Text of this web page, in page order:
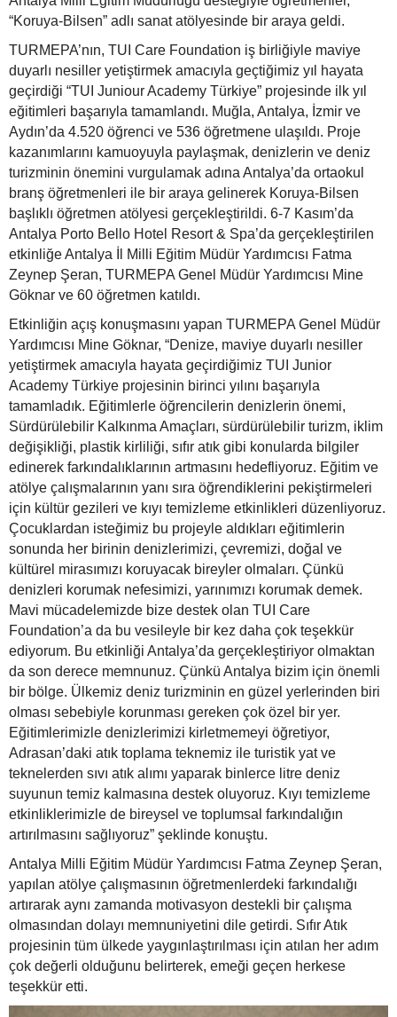
“Koruya-Bilsen” adlı sanat atölyesinde bir araya geldi.
TURMEPA’nın, TUI Care Foundation iş birliğiyle maviye
duyarlı nesiller yetiştirmek amacıyla geçtiğimiz yıl hayata
geçirdiği “TUI Juniour Academy Türkiye” projesinde ilk yıl
eğitimleri başarıyla tamamlandı. Muğla, Antalya, İzmir ve
Aydın’da 4.520 öğrenci ve 536 öğretmene ulaşıldı. Proje
kazanımlarını kamuoyuyla paylaşmak, denizlerin ve deniz
turizminin önemini vurgulamak adına Antalya’da ortaokul
branş öğretmenleri ile bir araya gelinerek Koruya-Bilsen
başlıklı öğretmen atölyesi gerçekleştirildi. 6-7 Kasım’da
Antalya Porto Bello Hotel Resort & Spa’da gerçekleştirilen
etkinliğe Antalya İl Milli Eğitim Müdür Yardımcısı Fatma
Zeynep Şeran, TURMEPA Genel Müdür Yardımcısı Mine
Göknar ve 60 öğretmen katıldı.
Etkinliğin açış konuşmasını yapan TURMEPA Genel Müdür
Yardımcısı Mine Göknar, “Denize, maviye duyarlı nesiller
yetiştirmek amacıyla hayata geçirdiğimiz TUI Junior
Academy Türkiye projesinin birinci yılını başarıyla
tamamladık. Eğitimlerle öğrencilerin denizlerin önemi,
Sürdürülebilir Kalkınma Amaçları, sürdürülebilir turizm, iklim
değişikliği, plastik kirliliği, sıfır atık gibi konularda bilgiler
edinerek farkındalıklarının artmasını hedefliyoruz. Eğitim ve
atölye çalışmalarının yanı sıra öğrendiklerini pekiştirmeleri
için kültür gezileri ve kıyı temizleme etkinlikleri düzenliyoruz.
Çocuklardan isteğimiz bu projeyle aldıkları eğitimlerin
sonunda her birinin denizlerimizi, çevremizi, doğal ve
kültürel mirasımızı koruyacak bireyler olmaları. Çünkü
denizleri korumak nefesimizi, yarınımızı korumak demek.
Mavi mücadelemizde bize destek olan TUI Care
Foundation’a da bu vesileyle bir kez daha çok teşekkür
ediyorum. Bu etkinliği Antalya’da gerçekleştiriyor olmaktan
da son derece memnunuz. Çünkü Antalya bizim için önemli
bir bölge. Ülkemiz deniz turizminin en güzel yerlerinden biri
olması sebebiyle korunması gereken çok özel bir yer.
Eğitimlerimizle denizlerimizi kirletmemeyi öğretiyor,
Adrasan’daki atık toplama teknemiz ile turistik yat ve
teknelerden sıvı atık alımı yaparak binlerce litre deniz
suyunun temiz kalmasına destek oluyoruz. Kıyı temizleme
etkinliklerimizle de bireysel ve toplumsal farkındalığın
artırılmasını sağlıyoruz” şeklinde konuştu.
Antalya Milli Eğitim Müdür Yardımcısı Fatma Zeynep Şeran,
yapılan atölye çalışmasının öğretmenlerdeki farkındalığı
artırarak aynı zamanda motivasyon destekli bir çalışma
olmasından dolayı memnuniyetini dile getirdi. Sıfır Atık
projesinin tüm ülkede yaygınlaştırılması için atılan her adım
çok değerli olduğunu belirterek, emeği geçen herkese
teşekkür etti.